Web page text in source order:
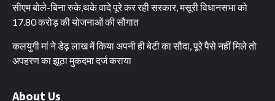
सीएम बोले-बिना रुके,थके वादे पूरे कर रही सरकार, मसूरी विधानसभा को
17.80 करोड़ की योजनाओं की सौगात
कलयुगी मां ने डेढ़ लाख में किया अपनी ही बेटी का सौदा, पूरे पैसे नहीं मिले तो
अपहरण का झूठा मुकदमा दर्ज कराया
About Us